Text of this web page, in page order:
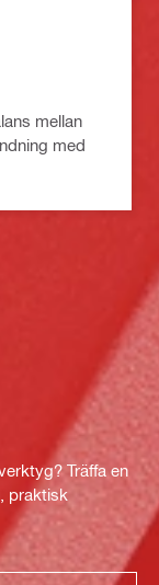
mellan
med
Träffa en
praktisk